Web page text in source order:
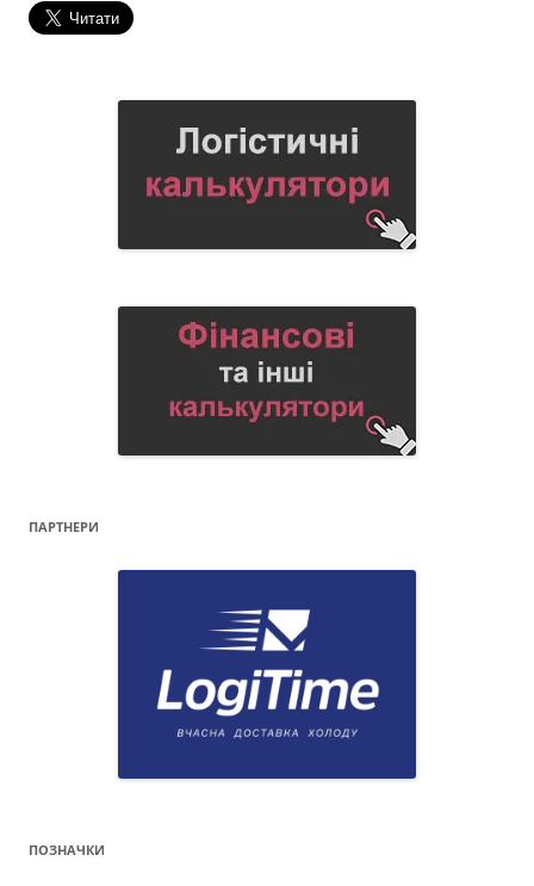
ПАРТНЕРИ
ПОЗНАЧКИ